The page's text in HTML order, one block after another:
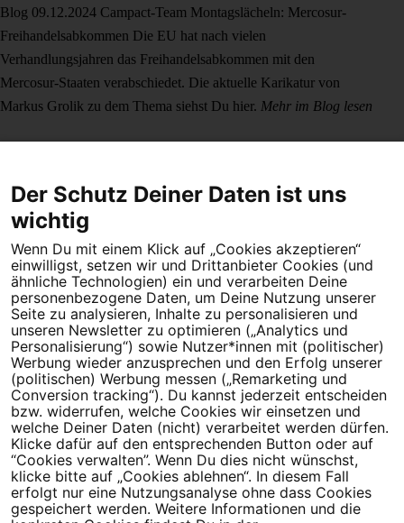
Blog 09.12.2024 Campact-Team Montagslächeln: Mercosur-
Freihandelsabkommen Die EU hat nach vielen
Verhandlungsjahren das Freihandelsabkommen mit den
Mercosur-Staaten verabschiedet. Die aktuelle Karikatur von
Markus Grolik zu dem Thema siehst Du hier. Mehr im Blog lesen
Dein Engagement macht den Unterschied. Schließe Dich 4,5
Millionen Menschen an.
Newsletter bestellen
Campact e.V.
IBAN DE95 2‍5‍1‍2 0‍5‍1‍0 6‍9‍8‍0 0‍0‍0‍0 0‍0
SozialBank
Direkt online spenden
NewsletterHilfe und
Der Schutz Deiner Daten ist uns
wichtig
Wenn Du mit einem Klick auf „Cookies akzeptieren“
einwilligst, setzen wir und Drittanbieter Cookies (und
ähnliche Technologien) ein und verarbeiten Deine
personenbezogene Daten, um Deine Nutzung unserer
Seite zu analysieren, Inhalte zu personalisieren und
unseren Newsletter zu optimieren („Analytics und
Personalisierung“) sowie Nutzer*innen mit (politischer)
Werbung wieder anzusprechen und den Erfolg unserer
(politischen) Werbung messen („Remarketing und
Conversion tracking“). Du kannst jederzeit entscheiden
bzw. widerrufen, welche Cookies wir einsetzen und
welche Deiner Daten (nicht) verarbeitet werden dürfen.
Klicke dafür auf den entsprechenden Button oder auf
“Cookies verwalten”. Wenn Du dies nicht wünschst,
klicke bitte auf „Cookies ablehnen“. In diesem Fall
erfolgt nur eine Nutzungsanalyse ohne dass Cookies
gespeichert werden. Weitere Informationen und die